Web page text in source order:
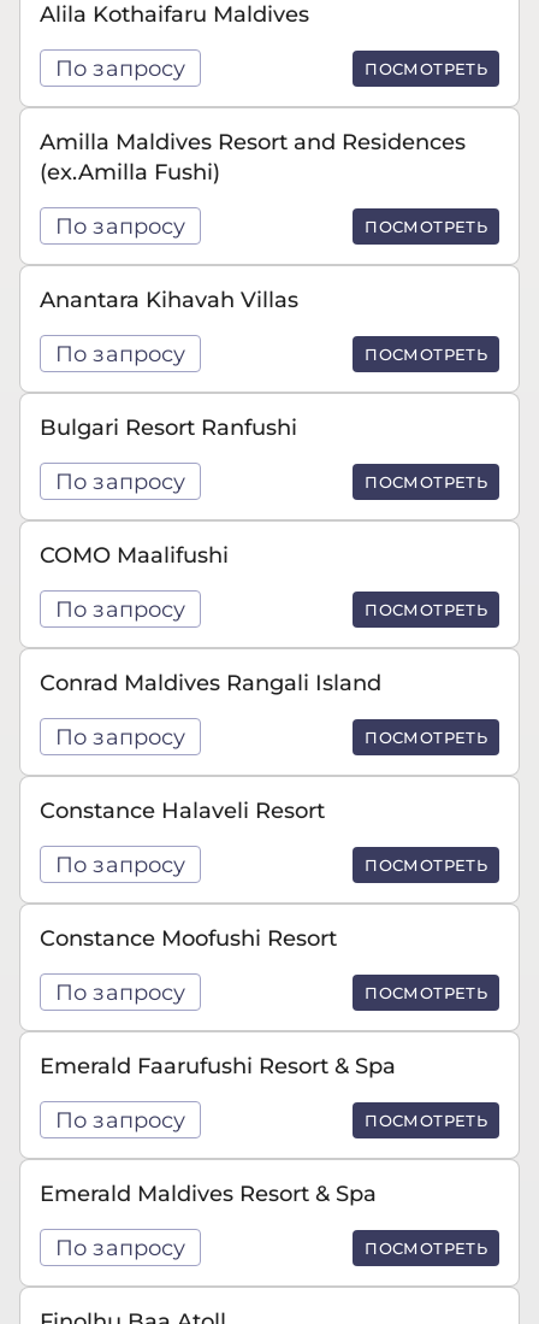
Alila Kothaifaru Maldives
По запросу ПОСМОТРЕТЬ
Amilla Maldives Resort and Residences
(ex.Amilla Fushi)
По запросу ПОСМОТРЕТЬ
Anantara Kihavah Villas
По запросу ПОСМОТРЕТЬ
Bulgari Resort Ranfushi
По запросу ПОСМОТРЕТЬ
COMO Maalifushi
По запросу ПОСМОТРЕТЬ
Conrad Maldives Rangali Island
По запросу ПОСМОТРЕТЬ
Constance Halaveli Resort
По запросу ПОСМОТРЕТЬ
Constance Moofushi Resort
По запросу ПОСМОТРЕТЬ
Emerald Faarufushi Resort & Spa
По запросу ПОСМОТРЕТЬ
Emerald Maldives Resort & Spa
По запросу ПОСМОТРЕТЬ